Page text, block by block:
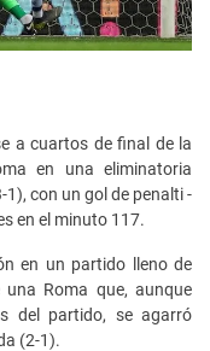
a cuartos de final de la
en una eliminatoria
con un gol de penalti -
en el minuto 117.
en un partido lleno de
Roma que, aunque
del partido, se agarró
(2-1).